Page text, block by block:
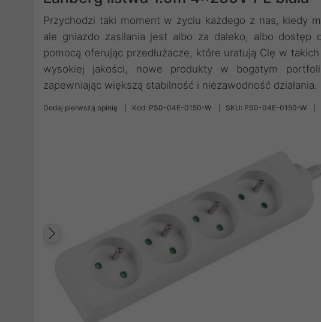
Przychodzi taki moment w życiu każdego z nas, kiedy
ale gniazdo zasilania jest albo za daleko, albo
pomocą oferując przedłużacze, które uratują Cię w
wysokiej jakości, nowe produkty w bogatym
zapewniając większą stabilność i niezawodność działania.
Dodaj pierwszą opinię Kod: PS0-04E-0150-W SKU: PS0-04E-0150-W
Poprzedni